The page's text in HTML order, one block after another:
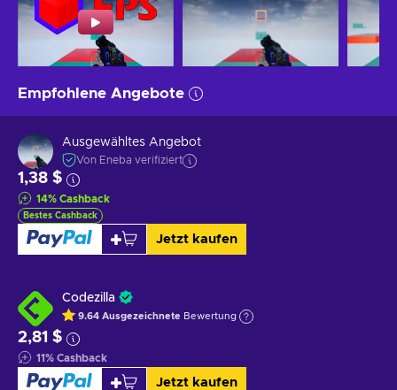
Empfohlene Angebote
Ausgewähltes Angebot
Von Eneba verifiziert
1,38 $
14% Cashback
Bestes Cashback
Jetzt kaufen
Codezilla
9.64 Ausgezeichnete Bewertung
2,81 $
11% Cashback
Jetzt kaufen